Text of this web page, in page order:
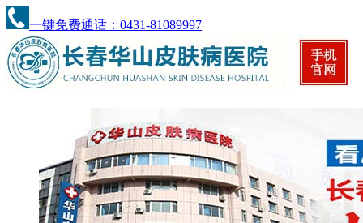
一键免费通话：0431-81089997